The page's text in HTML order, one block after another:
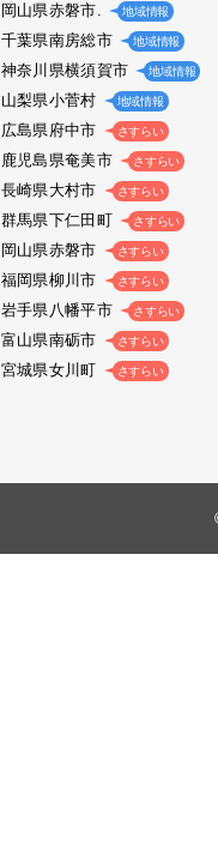
岡山県赤磐市. 地域情報
千葉県南房総市 地域情報
神奈川県横須賀市 地域情報
山梨県小菅村 地域情報
広島県府中市 さすらい
鹿児島県奄美市 さすらい
長崎県大村市 さすらい
群馬県下仁田町 さすらい
岡山県赤磐市 さすらい
福岡県柳川市 さすらい
岩手県八幡平市 さすらい
富山県南砺市 さすらい
宮城県女川町 さすらい